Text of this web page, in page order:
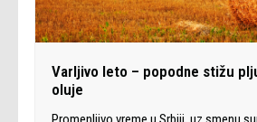
Varljivo leto – popodne stižu
oluje